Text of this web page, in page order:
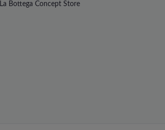
La Bottega Concept Store